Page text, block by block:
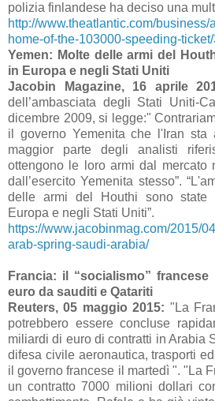
polizia finlandese ha deciso una
http://www.theatlantic.com/
home-of-the-103000-speeding-
Yemen: Molte delle armi del
in Europa e negli Stati Uniti
Jacobin Magazine, 16 aprile
dell’ambasciata degli Stati Uniti-
dicembre 2009, si legge:"
il governo Yemenita che l'Iran sta
maggior parte degli analisti
ottengono le loro armi dal mercato
dall’esercito Yemenita stesso”.
delle armi del Houthi sono state
Europa e negli Stati Uniti”.
https://www.jacobinmag.com/2015/
arab-spring-saudi-arabia/
Francia: il “socialismo”
euro da sauditi e Qatariti
Reuters, 05 maggio 2015: "La
potrebbero essere concluse
miliardi di euro di contratti in Arabia
difesa civile aeronautica, trasporti
il governo francese il martedì ". "La
un contratto 7000 milioni dollari